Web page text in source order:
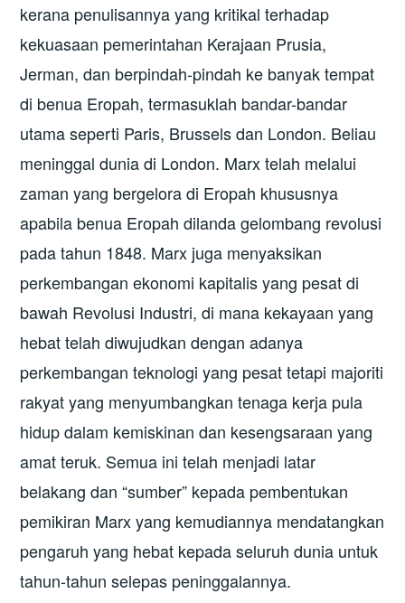
kerana penulisannya yang kritikal terhadap
kekuasaan pemerintahan Kerajaan Prusia,
Jerman, dan berpindah-pindah ke banyak tempat
di benua Eropah, termasuklah bandar-bandar
utama seperti Paris, Brussels dan London. Beliau
meninggal dunia di London. Marx telah melalui
zaman yang bergelora di Eropah khususnya
apabila benua Eropah dilanda gelombang revolusi
pada tahun 1848. Marx juga menyaksikan
perkembangan ekonomi kapitalis yang pesat di
bawah Revolusi Industri, di mana kekayaan yang
hebat telah diwujudkan dengan adanya
perkembangan teknologi yang pesat tetapi majoriti
rakyat yang menyumbangkan tenaga kerja pula
hidup dalam kemiskinan dan kesengsaraan yang
amat teruk. Semua ini telah menjadi latar
belakang dan “sumber” kepada pembentukan
pemikiran Marx yang kemudiannya mendatangkan
pengaruh yang hebat kepada seluruh dunia untuk
tahun-tahun selepas peninggalannya.